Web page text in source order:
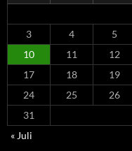
3
4 5
10
11 12
17
18 19
24
25 26
31
« Juli